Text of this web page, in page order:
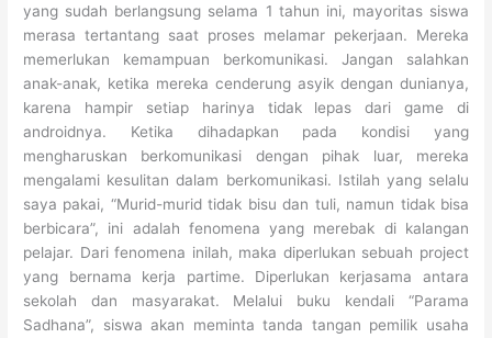
yang sudah berlangsung selama 1 tahun ini, mayoritas siswa
merasa tertantang saat proses melamar pekerjaan. Mereka
memerlukan kemampuan berkomunikasi. Jangan salahkan
anak-anak, ketika mereka cenderung asyik dengan dunianya,
karena hampir setiap harinya tidak lepas dari game di
androidnya. Ketika dihadapkan pada kondisi yang
mengharuskan berkomunikasi dengan pihak luar, mereka
mengalami kesulitan dalam berkomunikasi. Istilah yang selalu
saya pakai, “Murid-murid tidak bisu dan tuli, namun tidak bisa
berbicara”, ini adalah fenomena yang merebak di kalangan
pelajar. Dari fenomena inilah, maka diperlukan sebuah project
yang bernama kerja partime. Diperlukan kerjasama antara
sekolah dan masyarakat. Melalui buku kendali “Parama
Sadhana”, siswa akan meminta tanda tangan pemilik usaha